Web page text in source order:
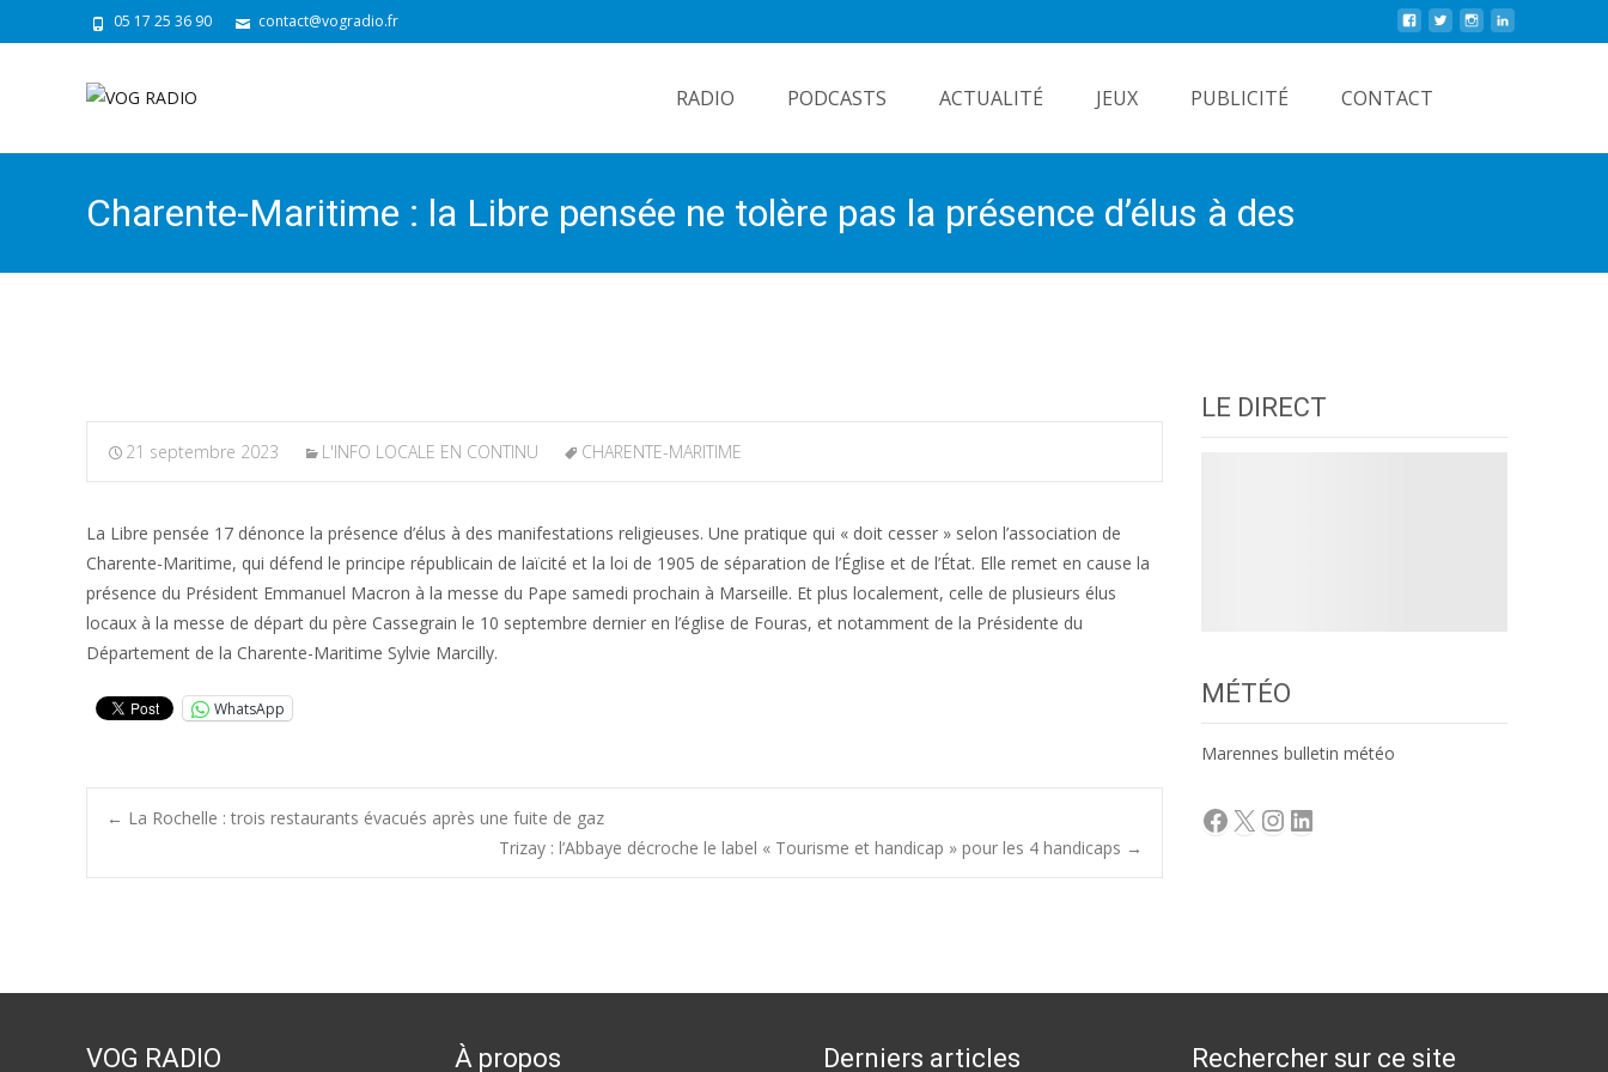
05 17 25 36 90 contact@vogradio.fr
RADIO PODCASTS ACTUALITÉ JEUX PUBLICITÉ CONTACT
Charente-Maritime : la Libre pensée ne tolère pas la présence d’élus à des
21 septembre 2023 L'INFO LOCALE EN CONTINU CHARENTE-MARITIME
La Libre pensée 17 dénonce la présence d’élus à des manifestations religieuses. Une pratique qui « doit cesser » selon l’association de
Charente-Maritime, qui défend le principe républicain de laïcité et la loi de 1905 de séparation de l’Église et de l’État. Elle remet en cause la
présence du Président Emmanuel Macron à la messe du Pape samedi prochain à Marseille. Et plus localement, celle de plusieurs élus
locaux à la messe de départ du père Cassegrain le 10 septembre dernier en l’église de Fouras, et notamment de la Présidente du
Département de la Charente-Maritime Sylvie Marcilly.
WhatsApp
Post
← La Rochelle : trois restaurants évacués après une fuite de gaz
Trizay : l’Abbaye décroche le label « Tourisme et handicap » pour les 4 handicaps →
LE DIRECT
MÉTÉO
Marennes bulletin météo
Facebook
X Instagram
LinkedIn
VOG RADIO À propos Derniers articles Rechercher sur ce site